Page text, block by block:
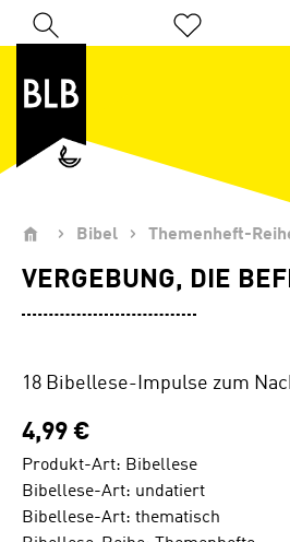
Zum Hauptinhalt springen
Du hast 0
Bibel Themenheft-
VERGEBUNG, DIE
18 Bibellese-Impulse zum
4,99 €
Produkt-Art: Bibellese
Bibellese-Art: undatiert
Bibellese-Art: thematisch